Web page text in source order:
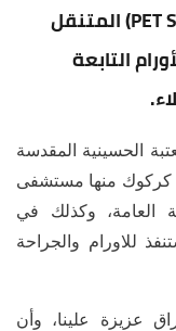
جهازي الروبوت الجراحي وجهاز (PET Scan) المتنقل
التابعة
الحسينية المقدسة
كركوك منها مستشفى
العامة، وكذلك في
للاورام والجراحة
عزيزة علينا، وأن